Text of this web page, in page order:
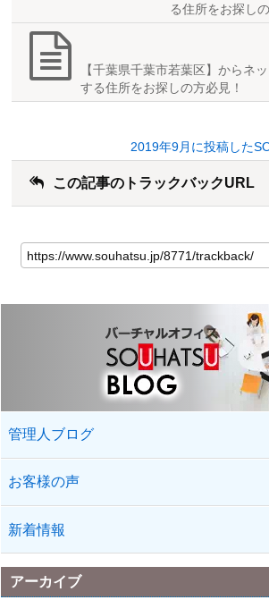
る住所をお探し
【千葉県千葉市若葉区】からネ
する住所をお探しの方必見！
2019年9月に投稿した
この記事のトラックバックURL
管理人ブログ
お客様の声
新着情報
アーカイブ